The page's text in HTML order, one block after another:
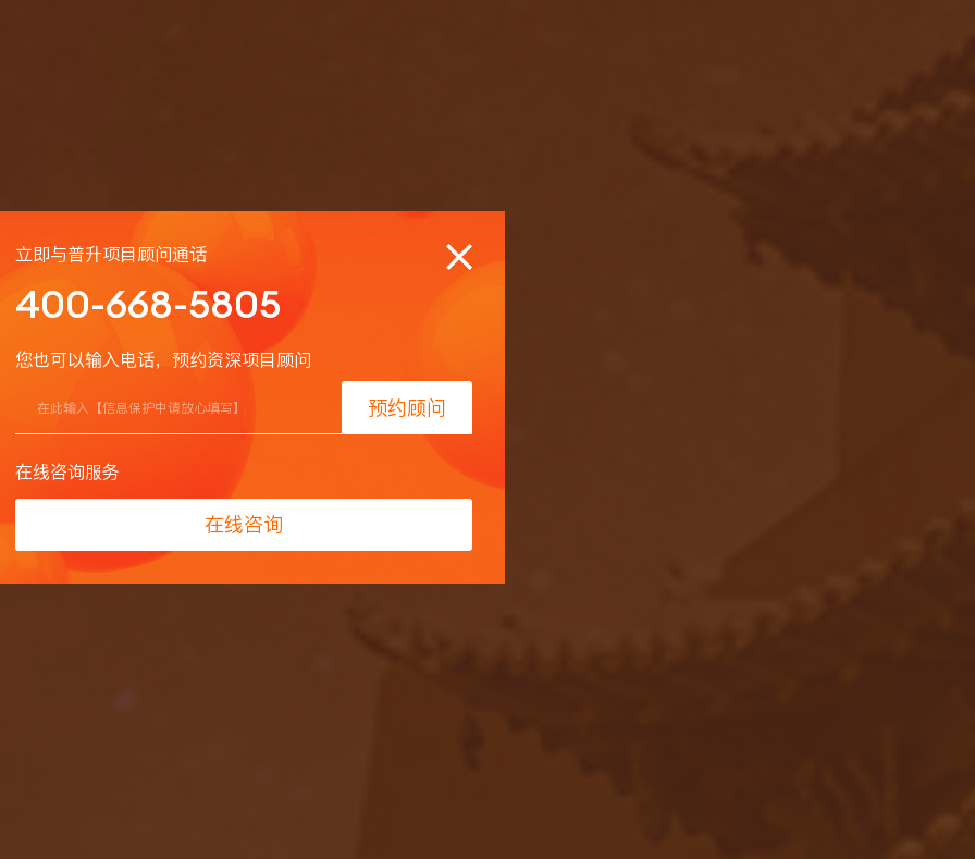
业单位
山石窟、永靖炳灵寺石窟，全国重
窟寺管理的综合性研究型事业单
于兰州市城关区。
立即与普升项目顾问通话
400-668-5805
您也可以输入电话，预约资深项目顾问
预约顾问
在线咨询服务
在线咨询